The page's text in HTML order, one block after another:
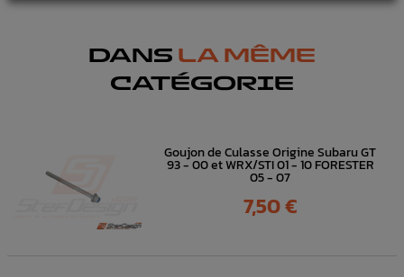
DANS LA MÊME
CATÉGORIE
Goujon de Culasse Origine Subaru GT
93 - 00 et WRX/STI 01 - 10 FORESTER
05 - 07
Prix
7,50 €